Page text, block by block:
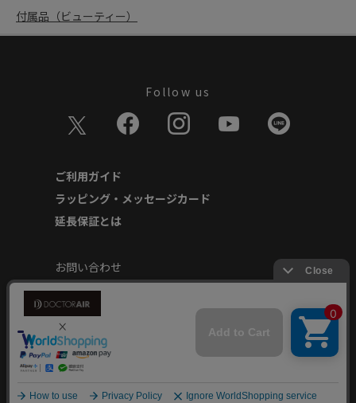
付属品（ビューティー）
Follow us
ご利用ガイド
ラッピング・メッセージカード
延長保証とは
お問い合わせ
個人情報の取り扱いについて
特定商取引に基づく表記
商品延長保証規約
安心してご使用いただくために
Copyright © Dream Factory Inc. All rights reserved.